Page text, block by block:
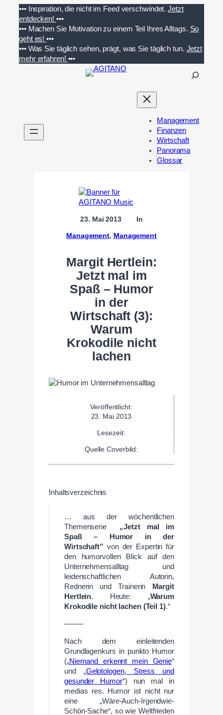
Inhalt
springen
••• Inspiration, die nicht im Feed verschwindet. Jetzt
entdecken! •••
••• Machen Sie Motivation zu einem Teil Ihres Alltags. So
geht es!•••
••• Was Sie täglich sehen, prägt, was Sie täglich tun. Jetzt
mehr erfahren! •••
n
Management
Finanzen
Wirtschaft
Panorama
Glossar
23. Mai 2013 In
Management, Management
Margit Hertlein:
Jetzt mal im
Spaß – Humor
in der
Wirtschaft (3):
Warum
Krokodile nicht
lachen
Veröffentlicht:
23. Mai 2013
Lesezeit:
Quelle Coverbild:
Inhaltsverzeichnis
… aus der wöchentlichen
Themenserie
„Jetzt mal im
Spaß – Humor in der
Wirtschaft” von der Expertin für
den humorvollen Blick auf den
Unternehmensalltag und
leidenschaftlichen Autorin,
Rednerin und Trainerin
Margit
Hertlein. Heute: „Warum
Krokodile nicht lachen (Teil 1).“
——–
Nach dem einleitenden
Grundlagenkurs in punkto Humor
(„Niemand erkennt mein Genie“
und „Gelotologen, Stress und
gesunder Humor“) nun mal in
medias res. Humor ist nicht nur
eine „Wäre-Auch-Irgendwie-
Schön-Sache“, so wie Weltfrieden